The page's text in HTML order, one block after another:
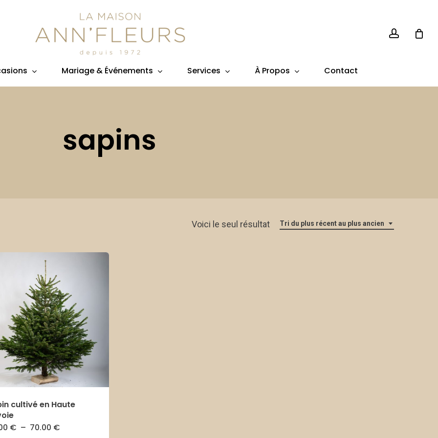
Mariage & Événements Services À Propos Contact
sapins
Tri du plus récent au plus ancien
Voici le seul résultat
cultivé en Haute
€ – 70.00 €
Ce